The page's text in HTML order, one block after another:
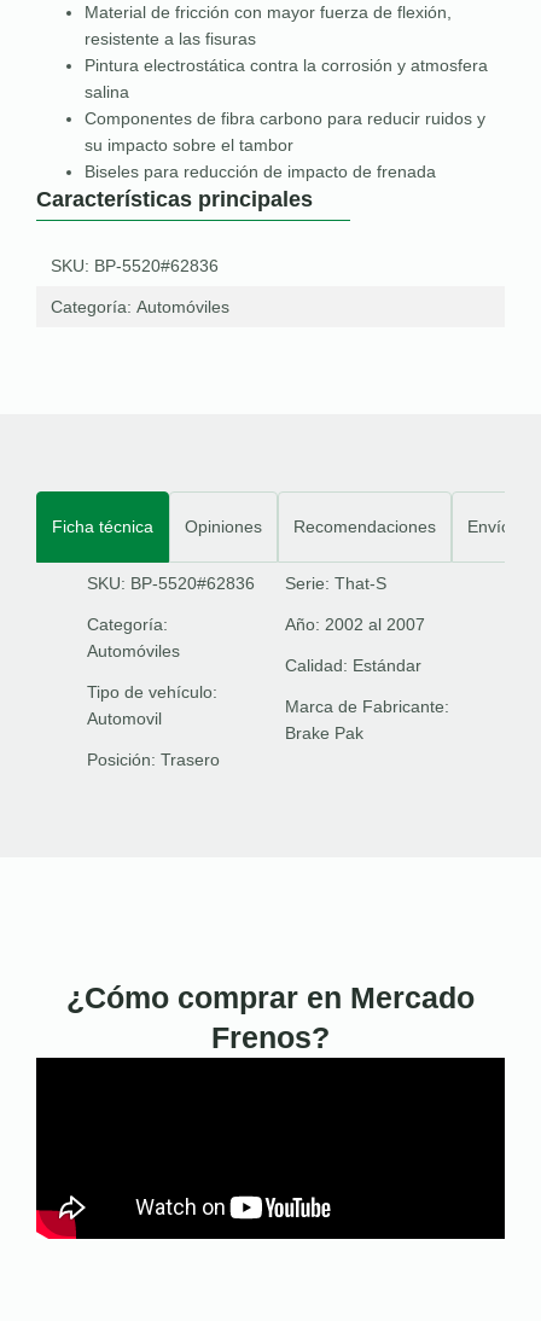
Material de fricción con mayor fuerza de flexión,
resistente a las fisuras
Pintura electrostática contra la corrosión y atmosfera
salina
Componentes de fibra carbono para reducir ruidos y
su impacto sobre el tambor
Biseles para reducción de impacto de frenada
Características principales
SKU: BP-5520#62836
Categoría: Automóviles
Ficha técnica Opiniones Recomendaciones Envíos
SKU: BP-5520#62836
Categoría:
Automóviles
Tipo de vehículo:
Automovil
Posición: Trasero
Serie: That-S
Año: 2002 al 2007
Calidad: Estándar
Marca de Fabricante:
Brake Pak
¿Cómo comprar en Mercado
Frenos?